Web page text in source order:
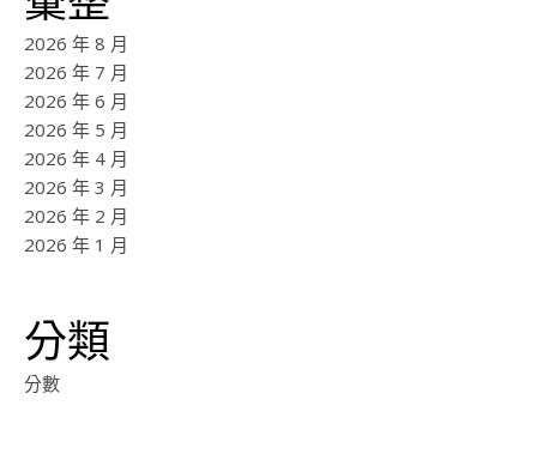
2026 年 8 月
2026 年 7 月
2026 年 6 月
2026 年 5 月
2026 年 4 月
2026 年 3 月
2026 年 2 月
2026 年 1 月
分類
分數